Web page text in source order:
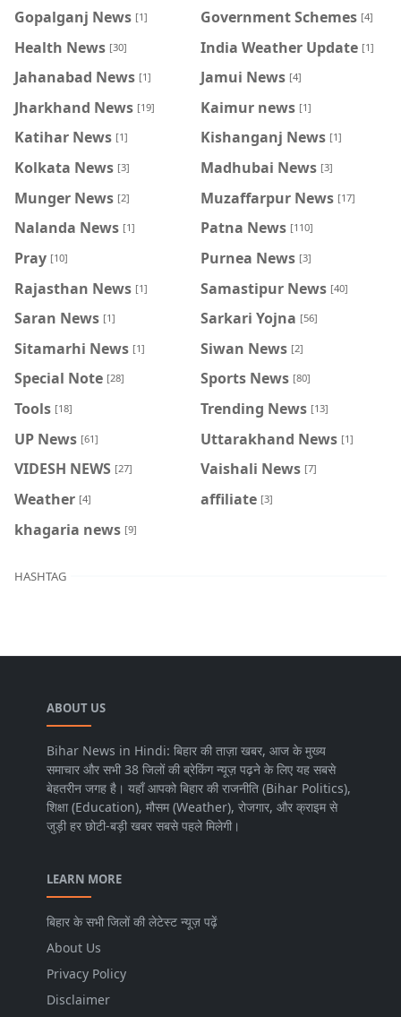
Gopalganj News [1] Government Schemes [4]
Health News [30] India Weather Update [1]
Jahanabad News [1] Jamui News [4]
Jharkhand News [19] Kaimur news [1]
Katihar News [1] Kishanganj News [1]
Kolkata News [3] Madhubai News [3]
Munger News [2] Muzaffarpur News [17]
Nalanda News [1] Patna News [110]
Pray [10] Purnea News [3]
Rajasthan News [1] Samastipur News [40]
Saran News [1] Sarkari Yojna [56]
Sitamarhi News [1] Siwan News [2]
Special Note [28] Sports News [80]
Tools [18] Trending News [13]
UP News [61] Uttarakhand News [1]
VIDESH NEWS [27] Vaishali News [7]
Weather [4] affiliate [3]
khagaria news [9]
HASHTAG
ABOUT US
Bihar News in Hindi: बिहार की ताज़ा खबर, आज के मुख्य
समाचार और सभी 38 जिलों की ब्रेकिंग न्यूज़ पढ़ने के लिए यह सबसे
बेहतरीन जगह है। यहाँ आपको बिहार की राजनीति (Bihar Politics),
शिक्षा (Education), मौसम (Weather), रोजगार, और क्राइम से
जुड़ी हर छोटी-बड़ी खबर सबसे पहले मिलेगी।
LEARN MORE
बिहार के सभी जिलों की लेटेस्ट न्यूज़ पढ़ें
About Us
Privacy Policy
Disclaimer